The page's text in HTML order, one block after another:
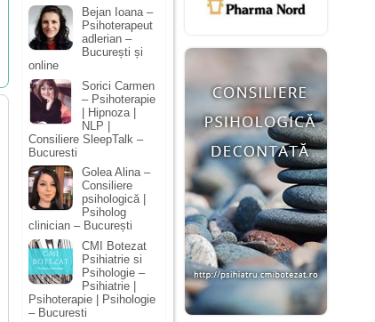
Bejan Ioana –
Psihoterapeut
adlerian –
București și
online
Sorici Carmen
– Psihoterapie
| Hipnoza |
NLP |
Consiliere SleepTalk –
Bucuresti
Golea Alina –
Consiliere
psihologică |
Psiholog
clinician – București
CMI Botezat
Psihiatrie si
Psihologie –
Psihiatrie |
Psihoterapie | Psihologie
– Bucuresti